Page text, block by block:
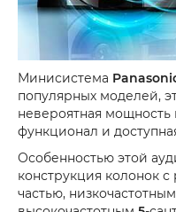
Минисистема
популярных моделей,
невероятная мощность
функционал и
Особенностью этой
конструкция колонок
частью, низкочастотным